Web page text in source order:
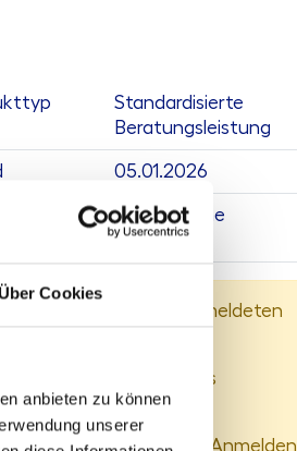
Über Cookies
anbieten zu können
unserer
Standardisierte
Beratungsleistung
05.01.2026
derzeit keine
Inhalt steht nur angemeldeten
kostenlos
bereits ein Konto? Anmelden